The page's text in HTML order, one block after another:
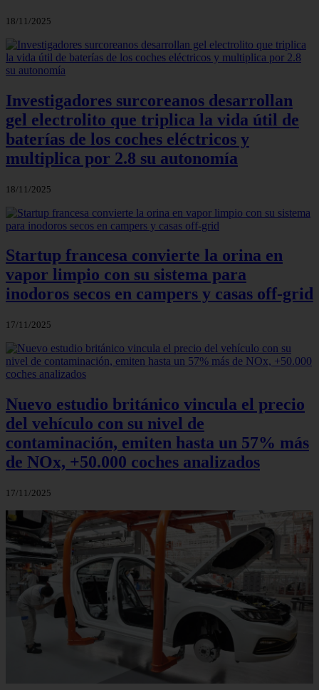
18/11/2025
Investigadores surcoreanos desarrollan
gel electrolito que triplica la vida útil de
baterías de los coches eléctricos y
multiplica por 2.8 su autonomía
18/11/2025
Startup francesa convierte la orina en
vapor limpio con su sistema para
inodoros secos en campers y casas off-grid
17/11/2025
Nuevo estudio británico vincula el precio
del vehículo con su nivel de
contaminación, emiten hasta un 57% más
de NOx, +50.000 coches analizados
17/11/2025